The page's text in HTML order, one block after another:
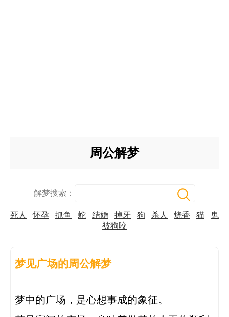
周公解梦
解梦搜索：
死人 怀孕 抓鱼 蛇 结婚 掉牙 狗 杀人 烧香 猫
鬼
被狗咬
梦见广场的周公解梦
梦中的广场，是心想事成的象征。